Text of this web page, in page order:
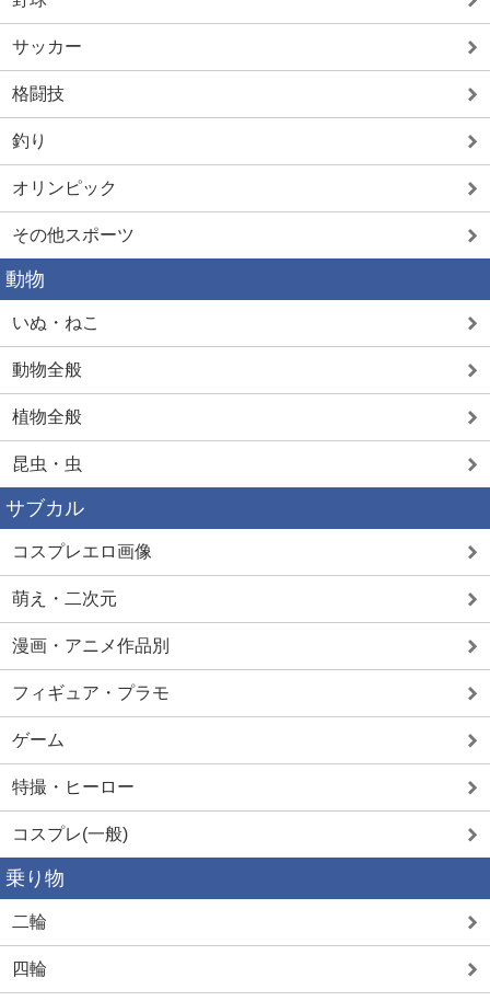
サッカー
格闘技
釣り
オリンピック
その他スポーツ
動物
いぬ・ねこ
動物全般
植物全般
昆虫・虫
サブカル
コスプレエロ画像
萌え・二次元
漫画・アニメ作品別
フィギュア・プラモ
ゲーム
特撮・ヒーロー
コスプレ(一般)
乗り物
二輪
四輪